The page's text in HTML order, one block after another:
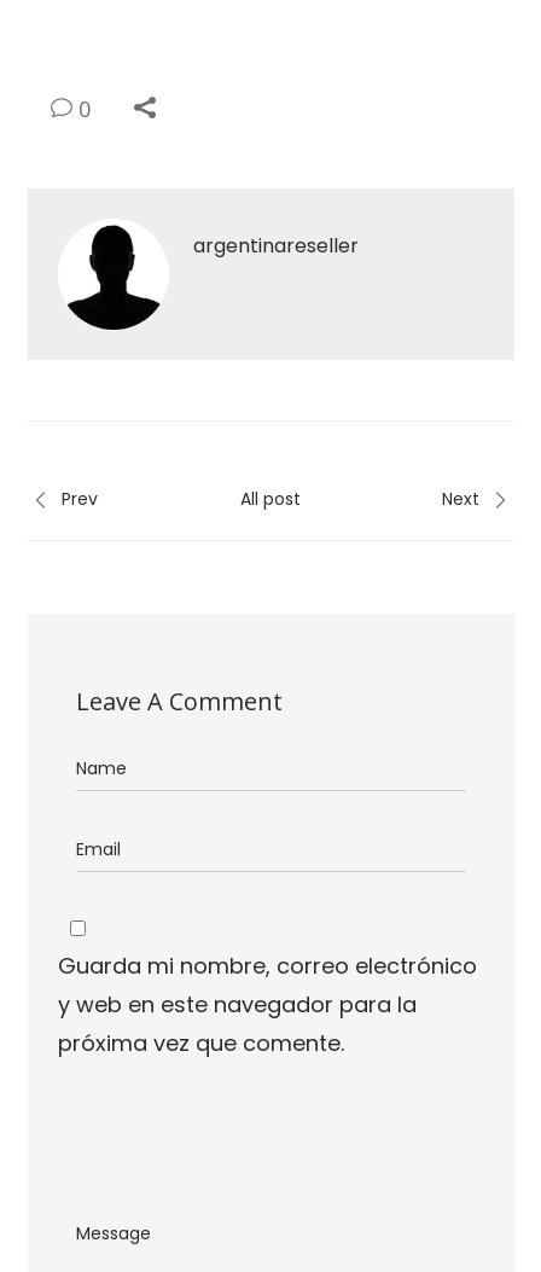
0
argentinareseller
Prev All post Next
Leave A Comment
Guarda mi nombre, correo electrónico
y web en este navegador para la
próxima vez que comente.